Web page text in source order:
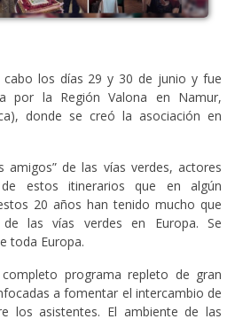
cabo los días 29 y 30 de junio y fue
por la Región Valona en Namur,
donde se creó la asociación en
amigos” de las vías verdes, actores
estos itinerarios que en algún
20 años han tenido mucho que
las vías verdes en Europa. Se
toda Europa.
programa repleto de gran
a fomentar el intercambio de
los asistentes. El ambiente de las